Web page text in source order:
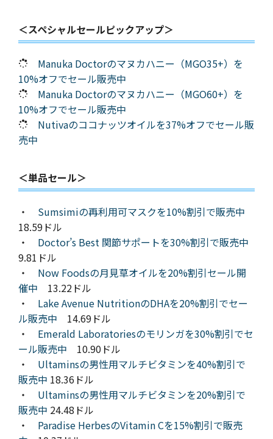
＜スペシャルセールピックアップ＞
Manuka Doctorのマヌカハニー（MGO35+）を
10%オフでセール販売中
Manuka Doctorのマヌカハニー（MGO60+）を
10%オフでセール販売中
Nutivaのココナッツオイルを37%オフでセール販
売中
＜単品セール＞
・ Sumsimiの再利用可マスクを10%割引で販売中
18.59ドル
・ Doctor’s Best 関節サポートを30%割引で販売中
9.81ドル
・ Now Foodsの月見草オイルを20%割引セール開
催中 13.22ドル
・ Lake Avenue NutritionのDHAを20%割引でセー
ル販売中 14.69ドル
・ Emerald Laboratoriesのモリンガを30%割引でセ
ール販売中 10.90ドル
・ Ultaminsの男性用マルチビタミンを40%割引で
販売中 18.36ドル
・ Ultaminsの男性用マルチビタミンを20%割引で
販売中 24.48ドル
・ Paradise HerbesのVitamin Cを15%割引で販売